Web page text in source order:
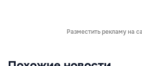
Разместить рекламу на